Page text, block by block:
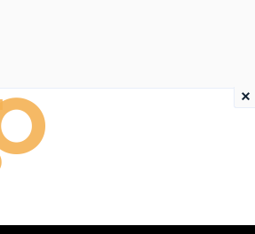
×